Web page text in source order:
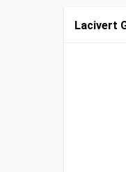
Lacivert